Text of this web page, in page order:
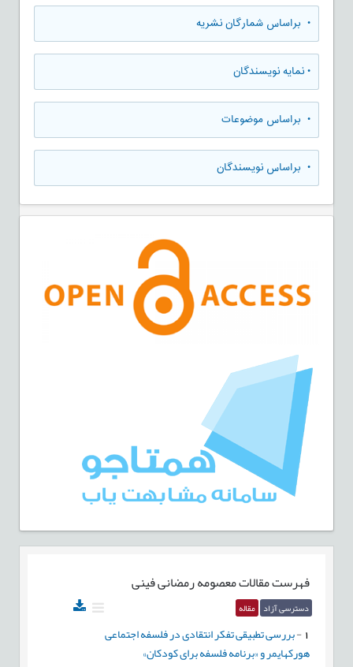
• براساس شمارگان نشریه
•نمایه نویسندگان
• براساس موضوعات
• براساس نویسندگان
فهرست مقالاتمعصومه رمضانی فینی
دسترسی آزاد مقاله
-بررسی تطبیقی تفکر انتقادی در فلسفه اجتماعی
هورکهایمر و «برنامه فلسفه برای کودکان»